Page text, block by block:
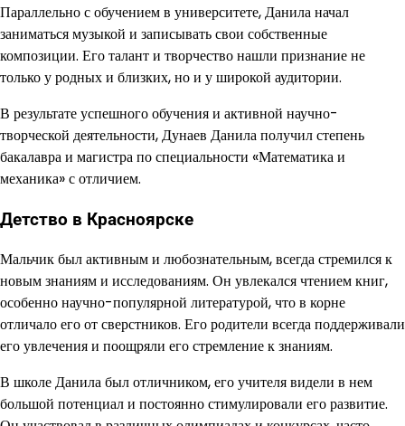
Параллельно с обучением в университете, Данила начал
заниматься музыкой и записывать свои собственные
композиции. Его талант и творчество нашли признание не
только у родных и близких, но и у широкой аудитории.
В результате успешного обучения и активной научно-
творческой деятельности, Дунаев Данила получил степень
бакалавра и магистра по специальности «Математика и
механика» с отличием.
Детство в Красноярске
Мальчик был активным и любознательным, всегда стремился к
новым знаниям и исследованиям. Он увлекался чтением книг,
особенно научно-популярной литературой, что в корне
отличало его от сверстников. Его родители всегда поддерживали
его увлечения и поощряли его стремление к знаниям.
В школе Данила был отличником, его учителя видели в нем
большой потенциал и постоянно стимулировали его развитие.